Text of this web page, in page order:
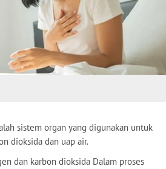
sistem organ yang digunakan untuk
dioksida dan uap air.
dan karbon dioksida Dalam proses